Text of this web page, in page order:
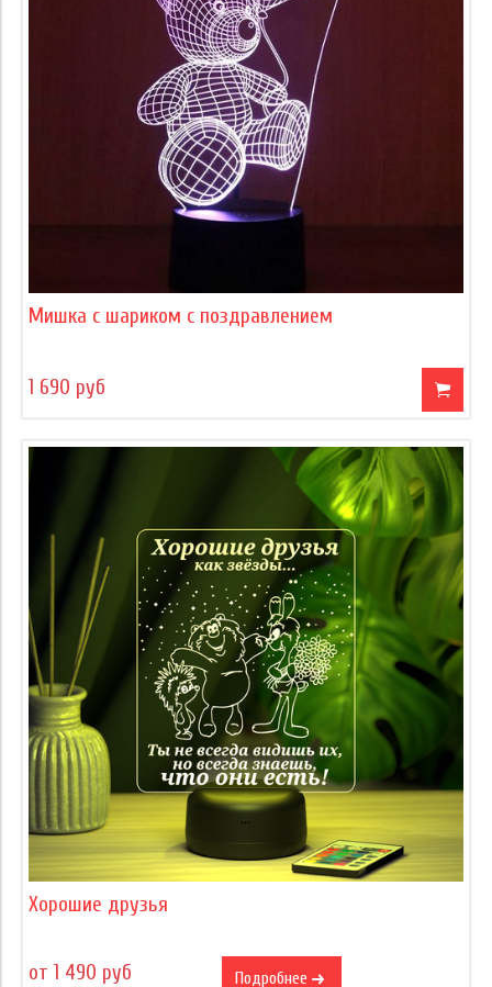
Мишка с шариком с поздравлением
1 690 руб
Хорошие друзья
от 1 490 руб Подробнее